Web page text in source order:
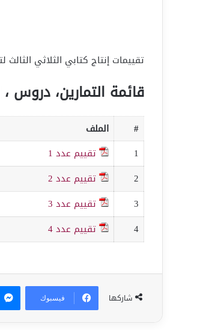
تقييمات إنتاج كتابي الثلاثي الثالث
قائمة التمارين، دروس ،
# الملف
1
تقييم عدد 1
2
تقييم عدد 2
3
تقييم عدد 3
4
تقييم عدد 4
شاركها فيسبوك